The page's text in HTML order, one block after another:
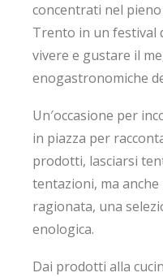
concentrati nel
Trento in un festival
vivere e gustare il
enogastronomiche
Un′occasione per
in piazza per
prodotti, lasciarsi
tentazioni, ma
ragionata, una
enologica.
Dai prodotti alla